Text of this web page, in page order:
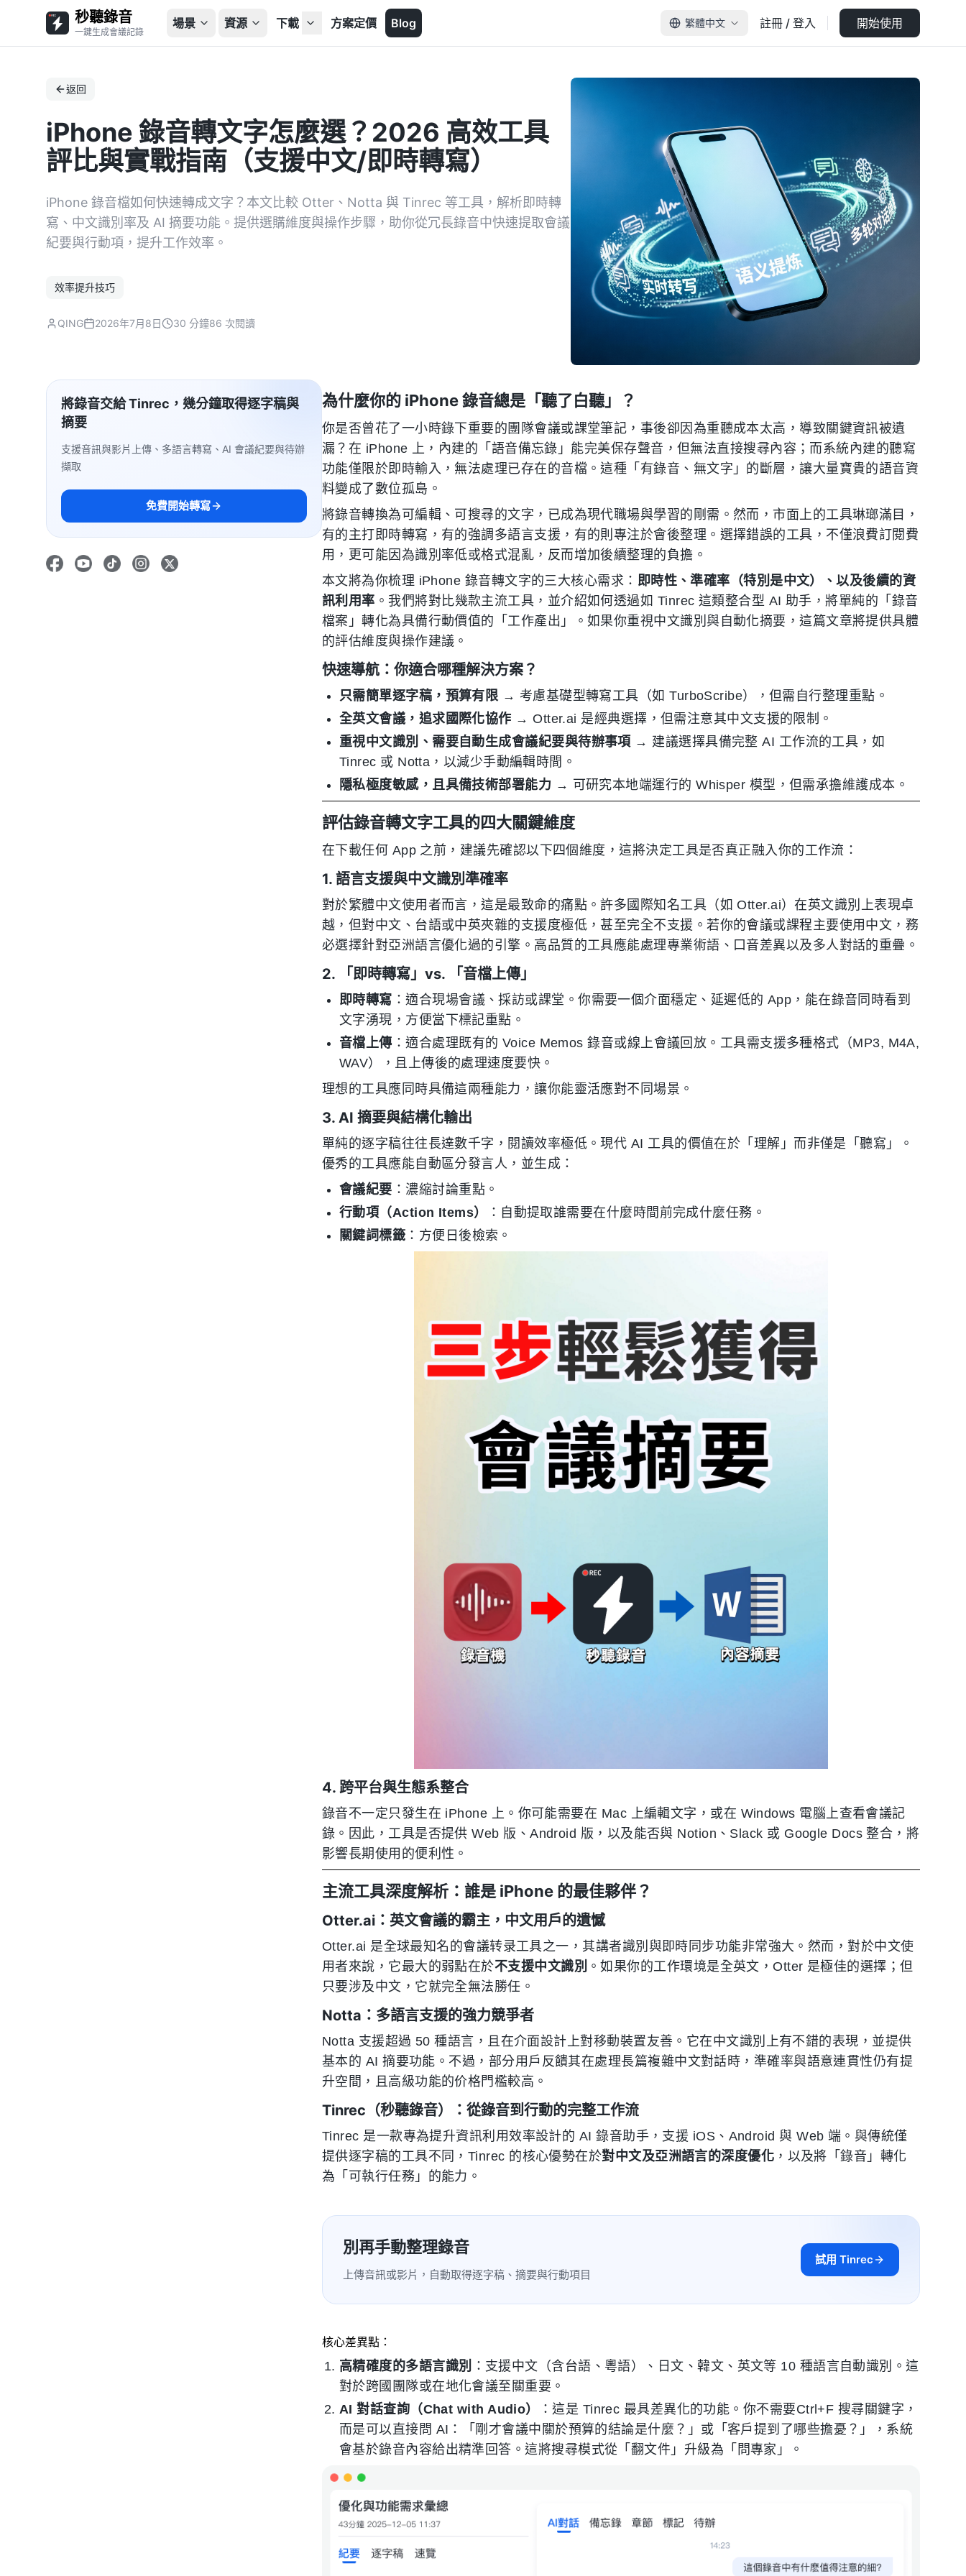
秒聽錄音
一鍵生成會議記錄
場景 資源 下載 方案定價 Blog 繁體中文 註冊 / 登入 開始使用
返回
iPhone 錄音轉文字怎麼選？2026 高效工具
評比與實戰指南（支援中文/即時轉寫）
iPhone 錄音檔如何快速轉成文字？本文比較 Otter、Notta 與 Tinrec 等工具，解析即時轉
寫、中文識別率及 AI 摘要功能。提供選購維度與操作步驟，助你從冗長錄音中快速提取會議
紀要與行動項，提升工作效率。
效率提升技巧
QING 2026年7月8日 30 分鐘86 次閱讀
將錄音交給 Tinrec，幾分鐘取得逐字稿與
摘要
支援音訊與影片上傳、多語言轉寫、AI 會議紀要與待辦
擷取
免費開始轉寫
為什麼你的 iPhone 錄音總是「聽了白聽」？
你是否曾花了一小時錄下重要的團隊會議或課堂筆記，事後卻因為重聽成本太高，導致關鍵資訊被遺
漏？在 iPhone 上，內建的「語音備忘錄」能完美保存聲音，但無法直接搜尋內容；而系統內建的聽寫
功能僅限於即時輸入，無法處理已存在的音檔。這種「有錄音、無文字」的斷層，讓大量寶貴的語音資
料變成了數位孤島。
將錄音轉換為可編輯、可搜尋的文字，已成為現代職場與學習的剛需。然而，市面上的工具琳瑯滿目，
有的主打即時轉寫，有的強調多語言支援，有的則專注於會後整理。選擇錯誤的工具，不僅浪費訂閱費
用，更可能因為識別率低或格式混亂，反而增加後續整理的負擔。
本文將為你梳理 iPhone 錄音轉文字的三大核心需求： 即時性、準確率（特別是中文）、以及後續的資
訊利用率 。我們將對比幾款主流工具，並介紹如何透過如 Tinrec 這類整合型 AI 助手，將單純的「錄音
檔案」轉化為具備行動價值的「工作產出」。如果你重視中文識別與自動化摘要，這篇文章將提供具體
的評估維度與操作建議。
快速導航：你適合哪種解決方案？
只需簡單逐字稿，預算有限 → 考慮基礎型轉寫工具（如 TurboScribe），但需自行整理重點。
全英文會議，追求國際化協作 → Otter.ai 是經典選擇，但需注意其中文支援的限制。
重視中文識別、需要自動生成會議紀要與待辦事項 → 建議選擇具備完整 AI 工作流的工具，如
Tinrec 或 Notta，以減少手動編輯時間。
隱私極度敏感，且具備技術部署能力 → 可研究本地端運行的 Whisper 模型，但需承擔維護成本。
評估錄音轉文字工具的四大關鍵維度
在下載任何 App 之前，建議先確認以下四個維度，這將決定工具是否真正融入你的工作流：
1. 語言支援與中文識別準確率
對於繁體中文使用者而言，這是最致命的痛點。許多國際知名工具（如 Otter.ai）在英文識別上表現卓
越，但對中文、台語或中英夾雜的支援度極低，甚至完全不支援。若你的會議或課程主要使用中文，務
必選擇針對亞洲語言優化過的引擎。高品質的工具應能處理專業術語、口音差異以及多人對話的重疊。
2. 「即時轉寫」vs. 「音檔上傳」
即時轉寫 ：適合現場會議、採訪或課堂。你需要一個介面穩定、延遲低的 App，能在錄音同時看到
文字湧現，方便當下標記重點。
音檔上傳 ：適合處理既有的 Voice Memos 錄音或線上會議回放。工具需支援多種格式（MP3, M4A,
WAV），且上傳後的處理速度要快。
理想的工具應同時具備這兩種能力，讓你能靈活應對不同場景。
3. AI 摘要與結構化輸出
單純的逐字稿往往長達數千字，閱讀效率極低。現代 AI 工具的價值在於「理解」而非僅是「聽寫」。
優秀的工具應能自動區分發言人，並生成：
會議紀要 ：濃縮討論重點。
行動項（Action Items）
：自動提取誰需要在什麼時間前完成什麼任務。
關鍵詞標籤 ：方便日後檢索。
4. 跨平台與生態系整合
錄音不一定只發生在 iPhone 上。你可能需要在 Mac 上編輯文字，或在 Windows 電腦上查看會議記
錄。因此，工具是否提供 Web 版、Android 版，以及能否與 Notion、Slack 或 Google Docs 整合，將
影響長期使用的便利性。
主流工具深度解析：誰是 iPhone 的最佳夥伴？
Otter.ai：英文會議的霸主，中文用戶的遺憾
Otter.ai 是全球最知名的會議转录工具之一，其講者識別與即時同步功能非常強大。然而，對於中文使
用者來說，它最大的弱點在於不支援中文識別 。如果你的工作環境是全英文，Otter 是極佳的選擇；但
只要涉及中文，它就完全無法勝任。
Notta：多語言支援的強力競爭者
Notta 支援超過 50 種語言，且在介面設計上對移動裝置友善。它在中文識別上有不錯的表現，並提供
基本的 AI 摘要功能。不過，部分用戶反饋其在處理長篇複雜中文對話時，準確率與語意連貫性仍有提
升空間，且高級功能的价格門檻較高。
Tinrec（秒聽錄音）：從錄音到行動的完整工作流
Tinrec 是一款專為提升資訊利用效率設計的 AI 錄音助手，支援 iOS、Android 與 Web 端。與傳統僅
提供逐字稿的工具不同，Tinrec 的核心優勢在於對中文及亞洲語言的深度優化 ，以及將「錄音」轉化
為「可執行任務」的能力。
別再手動整理錄音
上傳音訊或影片，自動取得逐字稿、摘要與行動項目
試用 Tinrec
核心差異點：
高精確度的多語言識別
：支援中文（含台語、粵語）、日文、韓文、英文等 10 種語言自動識別。這
對於跨國團隊或在地化會議至關重要。
AI 對話查詢（Chat with Audio）
：這是 Tinrec 最具差異化的功能。你不需要Ctrl+F 搜尋關鍵字，
而是可以直接問 AI：「剛才會議中關於預算的結論是什麼？」或「客戶提到了哪些擔憂？」，系統
會基於錄音內容給出精準回答。這將搜尋模式從「翻文件」升級為「問專家」。